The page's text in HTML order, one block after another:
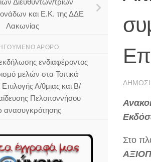
Στο
Διευθυντών/τριών
και Ε.Κ. της ΔΔΕ
Λακωνίας
ΆΡΘΡΟ
ενδιαφέροντος
μελών στα Τοπικά
Α/θμιας και Β/
Πελοποννήσου
ανασυγκρότησης